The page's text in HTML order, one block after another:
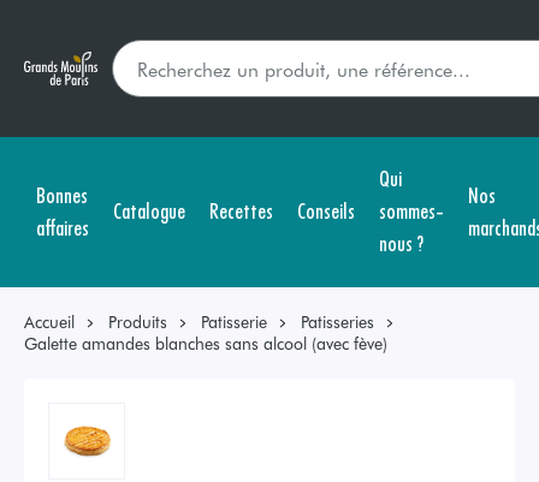
Bonnes
affaires
Catalogue Recettes Conseils
Qui
sommes-
nous ?
Nos
Accueil Produits Patisserie
Patisseries
Galette amandes blanches sans alcool (avec fève)